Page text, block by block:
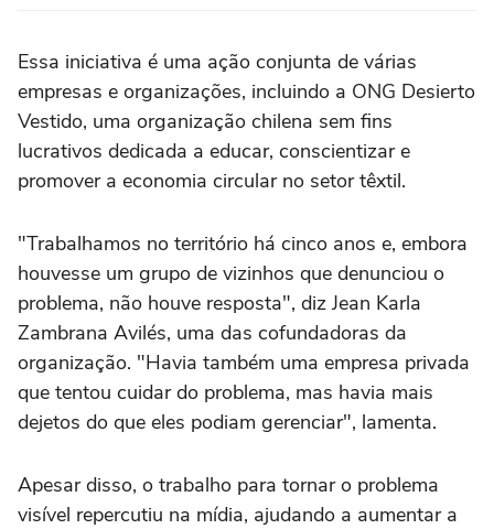
Essa iniciativa é uma ação conjunta de várias
empresas e organizações, incluindo a ONG Desierto
Vestido, uma organização chilena sem fins
lucrativos dedicada a educar, conscientizar e
promover a economia circular no setor têxtil.
"Trabalhamos no território há cinco anos e, embora
houvesse um grupo de vizinhos que denunciou o
problema, não houve resposta", diz Jean Karla
Zambrana Avilés, uma das cofundadoras da
organização. "Havia também uma empresa privada
que tentou cuidar do problema, mas havia mais
dejetos do que eles podiam gerenciar", lamenta.
Apesar disso, o trabalho para tornar o problema
visível repercutiu na mídia, ajudando a aumentar a